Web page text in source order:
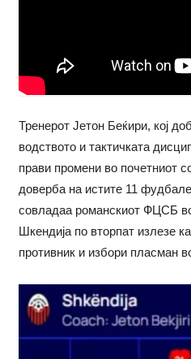
Тренерот Јетон Беќири, кој
водството и тактичката
прави промени во почетниот
доверба на истите 11
совладаа романскиот ФЦСБ
Шкендија по вторпат излезе
противник и избори пласман